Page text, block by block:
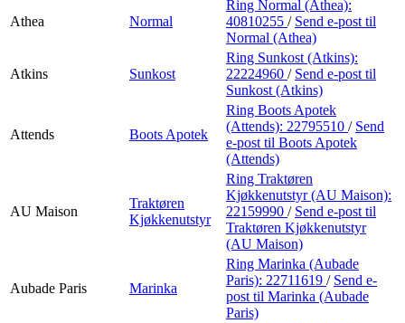
Athea Normal
Ring Normal (Athea):
40810255 / Send e-post til
Normal (Athea)
Atkins Sunkost
Ring Sunkost (Atkins):
22224960 / Send e-post til
Sunkost (Atkins)
Attends Boots Apotek
Ring Boots Apotek
(Attends): 22795510 / Send
e-post til Boots Apotek
(Attends)
AU Maison
Traktøren
Kjøkkenutstyr
Ring Traktøren
Kjøkkenutstyr (AU Maison):
22159990 / Send e-post til
Traktøren Kjøkkenutstyr
(AU Maison)
Aubade Paris Marinka
Ring Marinka (Aubade
Paris): 22711619 / Send e-
post til Marinka (Aubade
Paris)